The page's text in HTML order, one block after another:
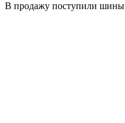
В продажу поступили шины